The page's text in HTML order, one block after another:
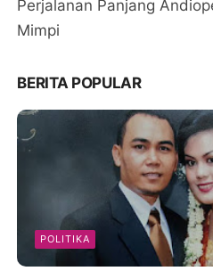
Perjalanan Panjang
Mimpi
BERITA POPULAR
POLITIKA